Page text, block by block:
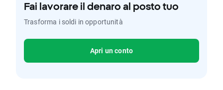
Fai lavorare il denaro al posto tuo
Trasforma i soldi in opportunità
Apri un conto